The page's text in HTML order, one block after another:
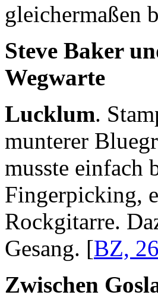
gleichermaßen
Steve Baker
Wegwarte
Lucklum.
munterer
musste einfach
Fingerpicking,
Rockgitarre.
Gesang. [BZ,
Zwischen